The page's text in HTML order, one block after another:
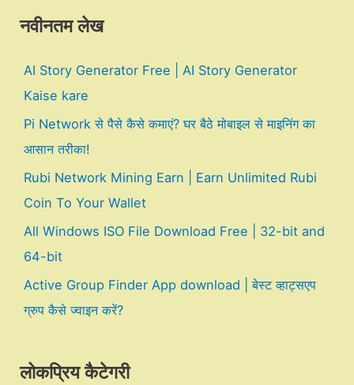
नवीनतम लेख
AI Story Generator Free | AI Story Generator
Kaise kare
Pi Network से पैसे कैसे कमाएं? घर बैठे मोबाइल से माइनिंग का
आसान तरीका!
Rubi Network Mining Earn | Earn Unlimited Rubi
Coin To Your Wallet
All Windows ISO File Download Free | 32-bit and
64-bit
Active Group Finder App download | बेस्ट व्हाट्सएप
ग्रुप कैसे ज्वाइन करें?
लोकप्रिय कैटेगरी